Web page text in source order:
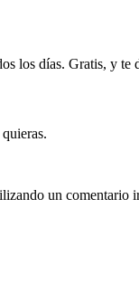
los días. Gratis, y te
un comentario